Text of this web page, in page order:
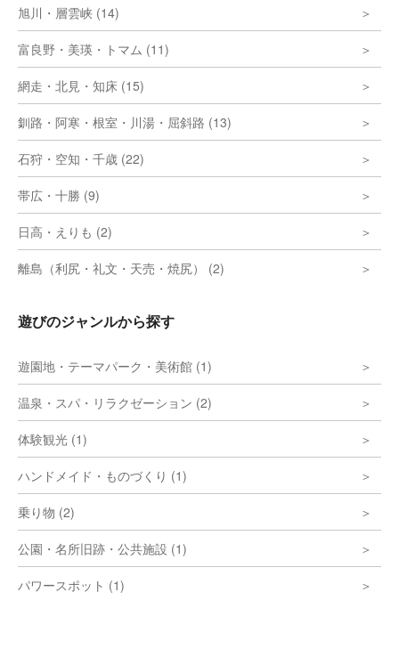
旭川・層雲峡 (14)
富良野・美瑛・トマム (11)
網走・北見・知床 (15)
釧路・阿寒・根室・川湯・屈斜路 (13)
石狩・空知・千歳 (22)
帯広・十勝 (9)
日高・えりも (2)
離島（利尻・礼文・天売・焼尻） (2)
遊びのジャンルから探す
遊園地・テーマパーク・美術館 (1)
温泉・スパ・リラクゼーション (2)
体験観光 (1)
ハンドメイド・ものづくり (1)
乗り物 (2)
公園・名所旧跡・公共施設 (1)
パワースポット (1)